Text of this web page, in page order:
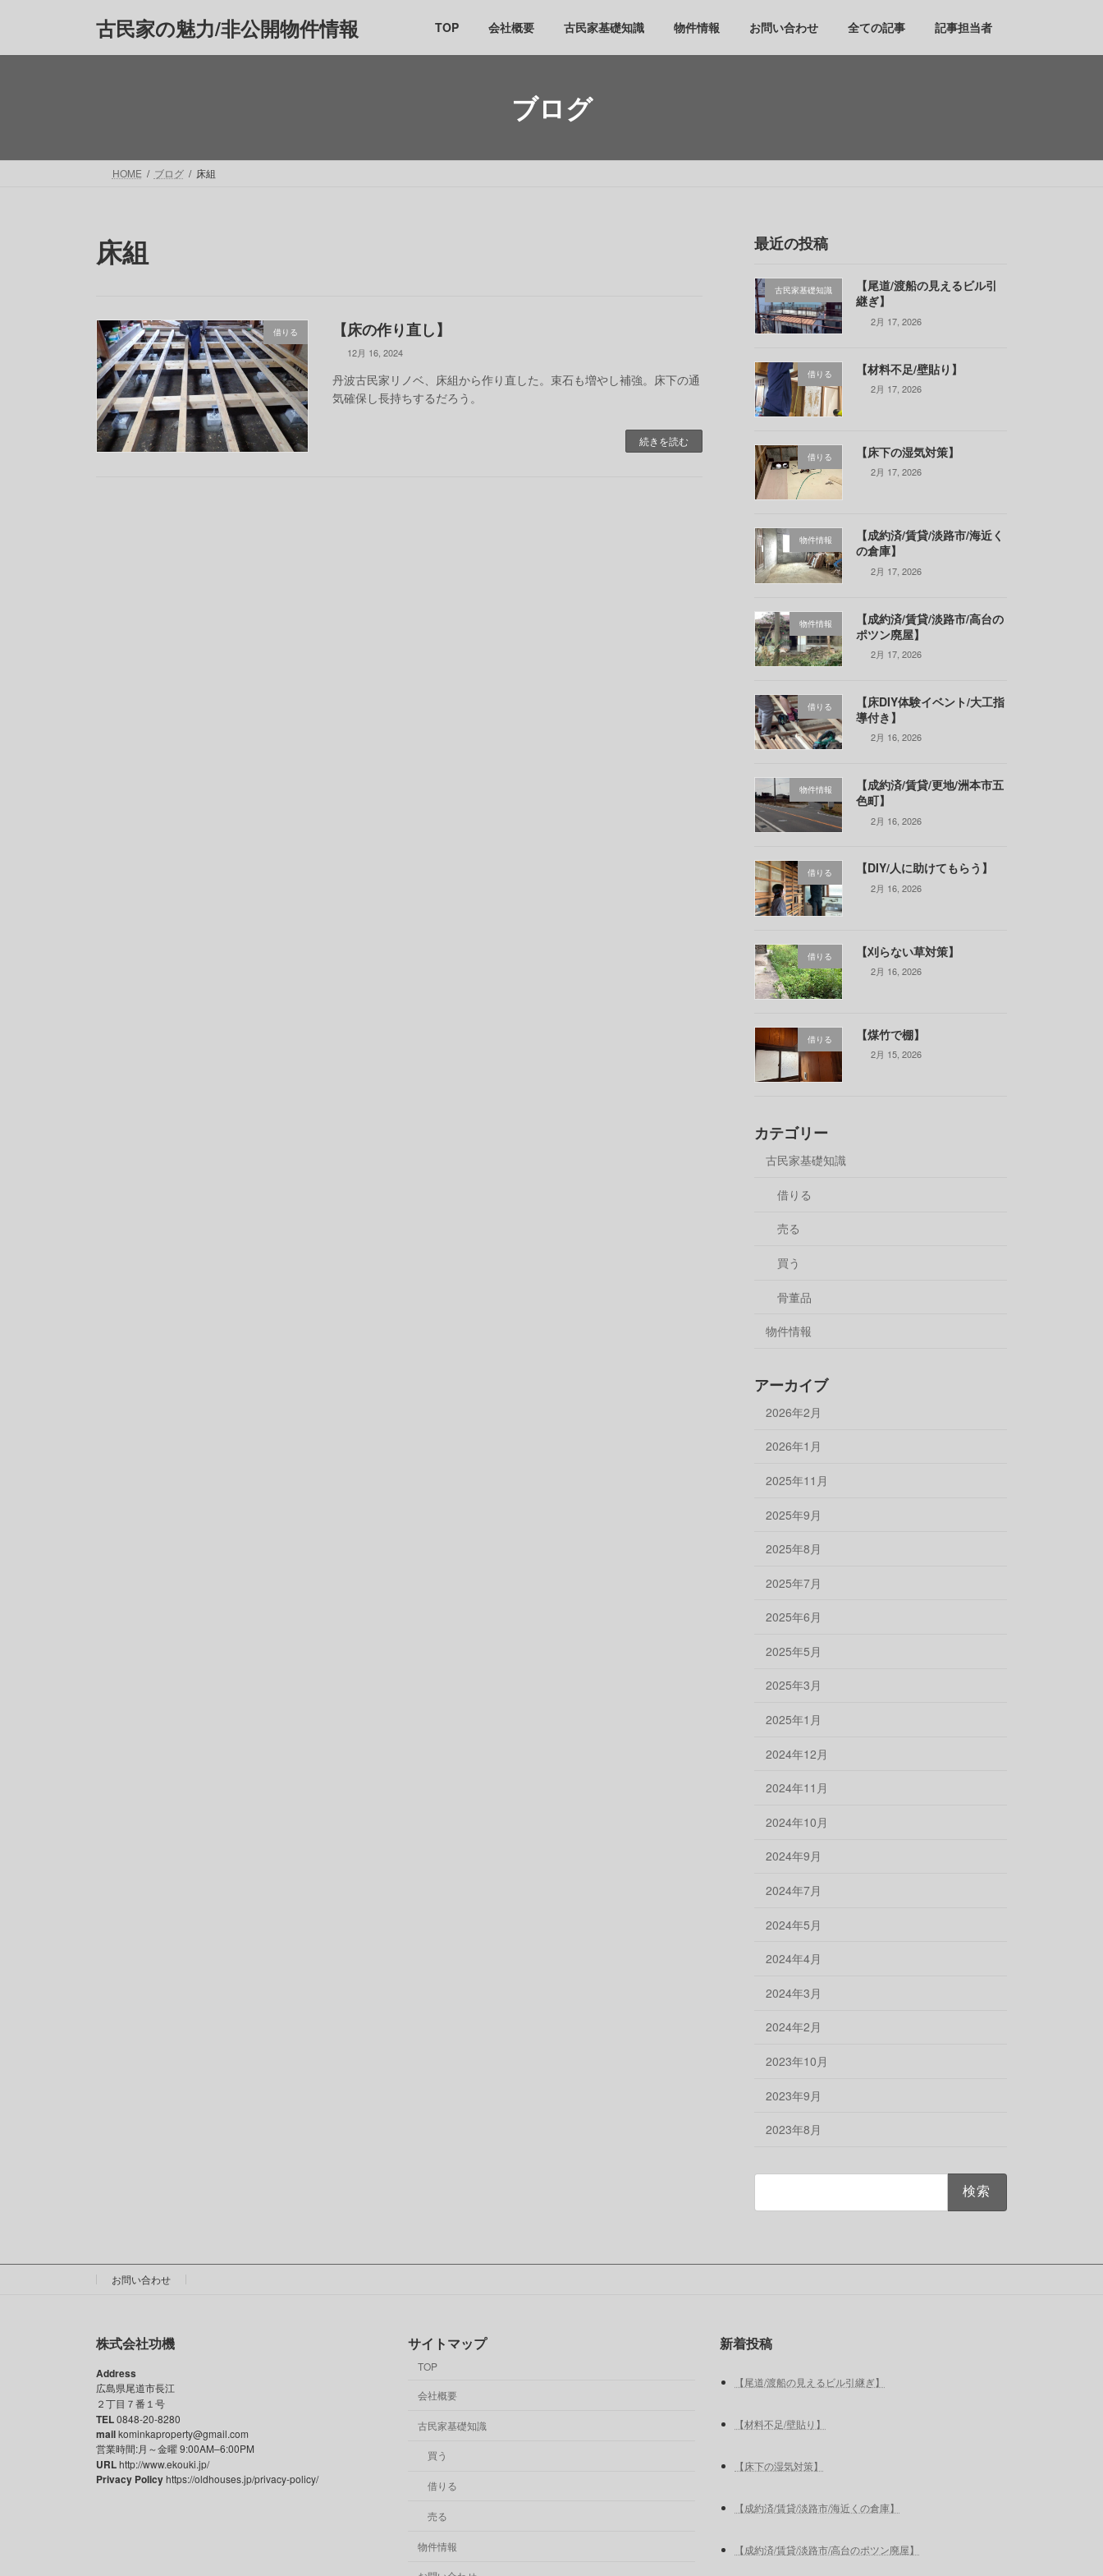
ッ
移
古民家の魅力/非公開物件情報 TOP 会社概要 古民家基礎知識 物件情報 お問い合わせ 全ての記事 記事担当者
ブログ
HOME ブログ 床組
床組
借りる 【床の作り直し】
12月 16, 2024
丹波古民家リノベ、床組から作り直した。束石も増やし補強。床下の通
気確保し長持ちするだろう。
続きを読む
最近の投稿
古民家基礎知識
【尾道/渡船の見えるビル引
継ぎ】
2月 17, 2026
借りる 【材料不足/壁貼り】
2月 17, 2026
借りる 【床下の湿気対策】
2月 17, 2026
物件情報
【成約済/賃貸/淡路市/海近く
の倉庫】
2月 17, 2026
物件情報
【成約済/賃貸/淡路市/高台の
ポツン廃屋】
2月 17, 2026
借りる
【床DIY体験イベント/大工指
導付き】
2月 16, 2026
物件情報
【成約済/賃貸/更地/洲本市五
色町】
2月 16, 2026
借りる 【DIY/人に助けてもらう】
2月 16, 2026
借りる 【刈らない草対策】
2月 16, 2026
借りる 【煤竹で棚】
2月 15, 2026
カテゴリー
古民家基礎知識
借りる
売る
買う
骨董品
物件情報
アーカイブ
2026年2月
2026年1月
2025年11月
2025年9月
2025年8月
2025年7月
2025年6月
2025年5月
2025年3月
2025年1月
2024年12月
2024年11月
2024年10月
2024年9月
2024年7月
2024年5月
2024年4月
2024年3月
2024年2月
2023年10月
2023年9月
2023年8月
お問い合わせ
株式会社功機
Address
広島県尾道市長江
２丁目７番１号
TEL0848-20-8280
mailkominkaproperty@gmail.com
営業時間:月～金曜 9:00AM–6:00PM
URLhttp://www.ekouki.jp/
Privacy Policyhttps://oldhouses.jp/privacy-policy/
サイトマップ
TOP
会社概要
古民家基礎知識
買う
借りる
売る
物件情報
新着投稿
【尾道/渡船の見えるビル引継ぎ】
【材料不足/壁貼り】
【床下の湿気対策】
【成約済/賃貸/淡路市/海近くの倉庫】
【成約済/賃貸/淡路市/高台のポツン廃屋】